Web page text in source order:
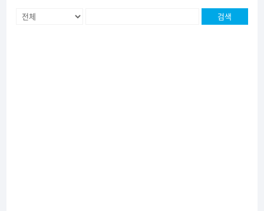
검색